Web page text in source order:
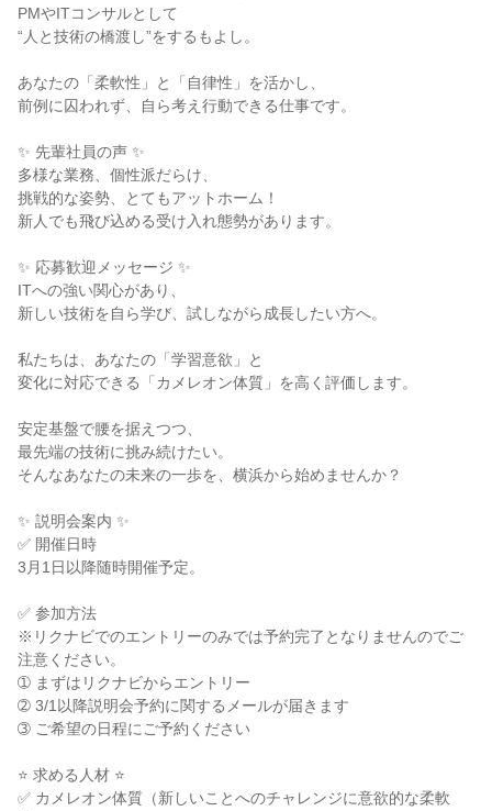
PMやITコンサルとして
“人と技術の橋渡し”をするもよし。
あなたの「柔軟性」と「自律性」を活かし、
前例に囚われず、自ら考え行動できる仕事です。
✨ 先輩社員の声 ✨
多様な業務、個性派だらけ、
挑戦的な姿勢、とてもアットホーム！
新人でも飛び込める受け入れ態勢があります。
✨ 応募歓迎メッセージ ✨
ITへの強い関心があり、
新しい技術を自ら学び、試しながら成長したい方へ。
私たちは、あなたの「学習意欲」と
変化に対応できる「カメレオン体質」を高く評価します。
安定基盤で腰を据えつつ、
最先端の技術に挑み続けたい。
そんなあなたの未来の一歩を、横浜から始めませんか？
✨ 説明会案内 ✨
✅ 開催日時
3月1日以降随時開催予定。
✅ 参加方法
※リクナビでのエントリーのみでは予約完了となりませんのでご
注意ください。
➀ まずはリクナビからエントリー
➁ 3/1以降説明会予約に関するメールが届きます
➂ ご希望の日程にご予約ください
⭐ 求める人材 ⭐
✅ カメレオン体質（新しいことへのチャレンジに意欲的な柔軟